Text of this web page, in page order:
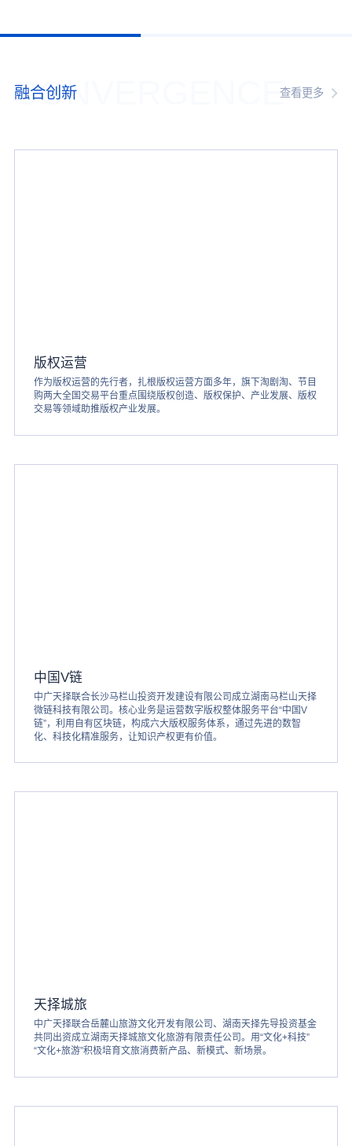
CONVERGENCE
融合创新 查看更多
版权运营
作为版权运营的先行者，扎根版权运营方面多年，旗下淘剧淘、节目
购两大全国交易平台重点围绕版权创造、版权保护、产业发展、版权
交易等领域助推版权产业发展。
中国V链
中广天择联合长沙马栏山投资开发建设有限公司成立湖南马栏山天择
微链科技有限公司。核心业务是运营数字版权整体服务平台“中国V
链”，利用自有区块链，构成六大版权服务体系，通过先进的数智
化、科技化精准服务，让知识产权更有价值。
天择城旅
中广天择联合岳麓山旅游文化开发有限公司、湖南天择先导投资基金
共同出资成立湖南天择城旅文化旅游有限责任公司。用“文化+科技”
“文化+旅游”积极培育文旅消费新产品、新模式、新场景。